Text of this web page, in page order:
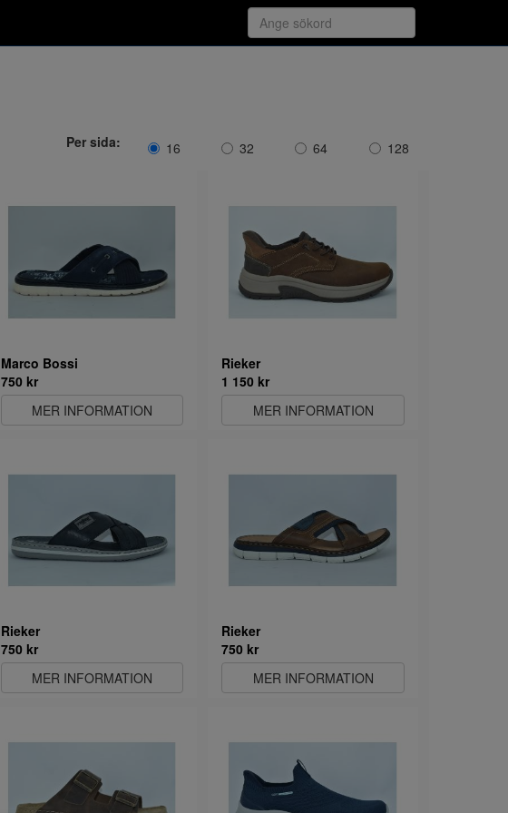
Per sida: 16 32 64 128
Marco Bossi
750 kr
MER INFORMATION
Rieker
1 150 kr
MER INFORMATION
Rieker
750 kr
MER INFORMATION
Rieker
750 kr
MER INFORMATION